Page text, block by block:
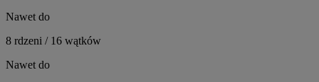
Nawet do
8 rdzeni / 16 wątków
Nawet do